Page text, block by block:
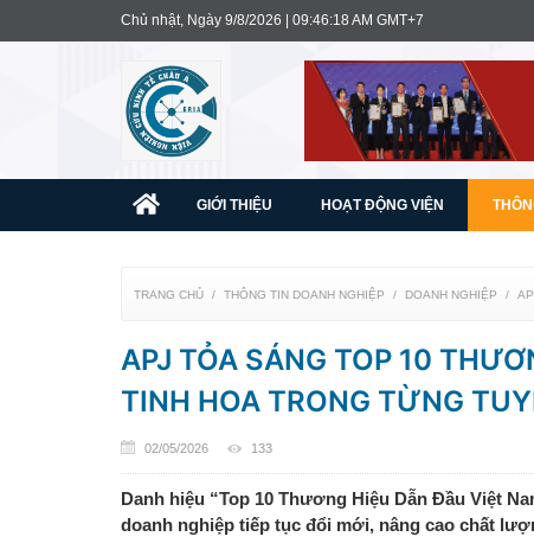
Chủ nhật, Ngày 9/8/2026 | 09:46:19 AM GMT+7
GIỚI THIỆU HOẠT ĐỘNG VIỆN
TRANG CHỦ THÔNG TIN DOANH NGHIỆP DOANH NGHIỆP
APJ TỎA SÁNG TOP 10
TINH HOA TRONG TỪNG
02/05/2026 133
Danh hiệu “Top 10 Thương Hiệu Dẫn Đầu Việt
doanh nghiệp tiếp tục đổi mới, nâng cao chất